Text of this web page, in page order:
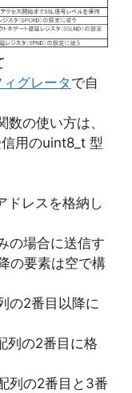
グレータ で自
の使い方は、
用のuint8_t 型
ドレスを格納し
の場合に送信す
の要素は空で構
の2番目以降に
列の2番目に格
列の2番目と3番